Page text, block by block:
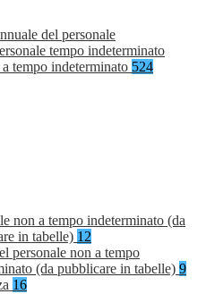
del personale
tempo indeterminato
tempo indeterminato 524
non a tempo indeterminato (da
in tabelle) 12
personale non a tempo
(da pubblicare in tabelle) 9
16